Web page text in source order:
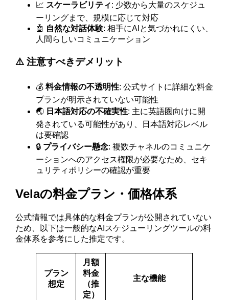
📈 スケーラビリティ: 少数から大量のスケジュ
ーリングまで、規模に応じて対応
🤖 自然な対話体験: 相手にAIと気づかれにくい、
人間らしいコミュニケーション
⚠️ 注意すべきデメリット
💰料金情報の不透明性: 公式サイトに詳細な料金
プランが明示されていない可能性
🌏 日本語対応の不確実性: 主に英語圏向けに開
発されている可能性があり、日本語対応レベル
は要確認
🔒 プライバシー懸念: 複数チャネルのコミュニケ
ーションへのアクセス権限が必要なため、セキ
ュリティポリシーの確認が重要
Velaの料金プラン・価格体系
公式情報では具体的な料金プランが公開されていない
ため、以下は一般的なAIスケジューリングツールの料
金体系を参考にした推定です。
プラン
想定
月額
料金
（推
定）
主な機能